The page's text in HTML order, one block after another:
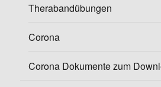
Therabandübungen
Corona
Corona Dokumente zum